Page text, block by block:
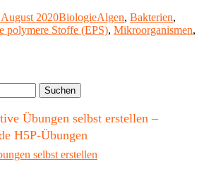
durch
ihre
2020Kategorien
BiologieSchlagwörter
Algen, Bakterien,
polymere Stoffe (EPS), Mikroorganismen,
Übungen selbst erstellen –
H5P-Übungen